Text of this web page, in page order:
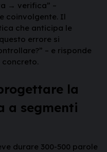
→ verifica” –
coinvolgente. Il
che anticipa le
errore si
– e risponde
la
a segmenti
durare 300-500 parole